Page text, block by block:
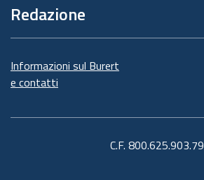
Redazione
Informazioni sul Burert
e contatti
C.F. 800.625.903.79